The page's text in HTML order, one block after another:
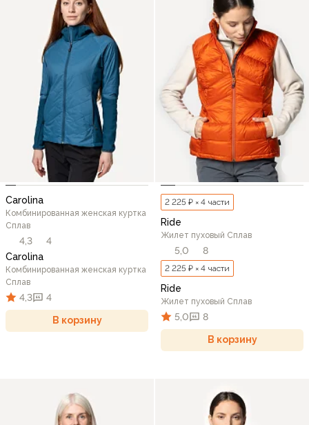
Carolina
Комбинированная женская куртка
Сплав
4,3
4
Carolina
Комбинированная женская куртка
Сплав
4,3 4
В корзину
2 225 ₽ × 4 части
Ride
Жилет пуховый Сплав
5,0 8
2 225 ₽ × 4 части
Ride
Жилет пуховый Сплав
5,0 8
В корзину